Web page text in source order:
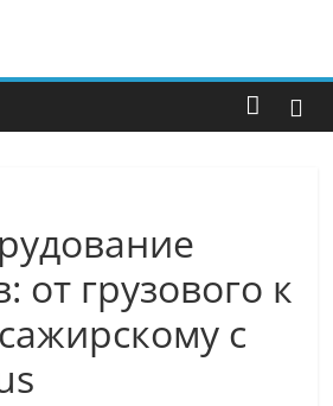
от грузового к
с